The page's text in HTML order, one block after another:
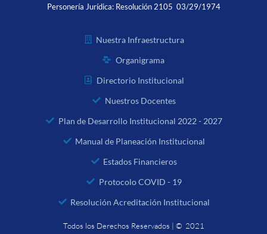
Personería Jurídica: Resolución 2105 03/29/1974
Nuestra Infraestructura
Organigrama
Directorio Institucional
Nuestros Docentes
Plan de Desarrollo Institucional 2022 - 2027
Manual de Planeación Institucional
Estados Financieros
Protocolo COVID - 19
Resolución Acreditación Institucional
Todos los Derechos Reservados | © 2021